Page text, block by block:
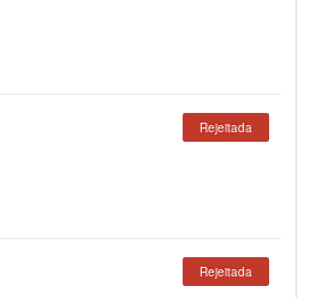
Rejeitada
Rejeitada